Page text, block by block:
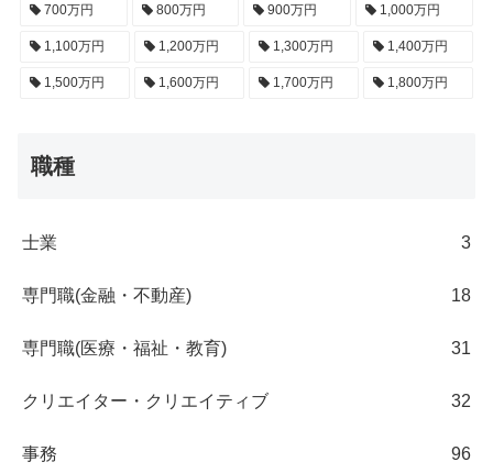
700万円 800万円 900万円 1,000万円
1,100万円 1,200万円 1,300万円 1,400万円
1,500万円 1,600万円 1,700万円 1,800万円
職種
士業 3
専門職(金融・不動産) 18
専門職(医療・福祉・教育) 31
クリエイター・クリエイティブ 32
事務 96